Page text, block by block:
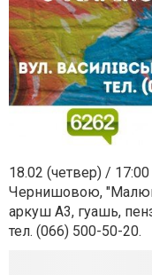
18.02 (четвер) /
Чернишовою,
аркуш А3, гуашь,
тел. (066) 500-50-20.